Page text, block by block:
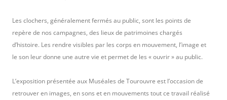
Les clochers, généralement fermés au public, sont les points de
repère de nos campagnes, des lieux de patrimoines chargés
d’histoire. Les rendre visibles par les corps en mouvement, l’image et
le son leur donne une autre vie et permet de les « ouvrir » au public.
L’exposition présentée aux Muséales de Tourouvre est l’occasion de
retrouver en images, en sons et en mouvements tout ce travail réalisé